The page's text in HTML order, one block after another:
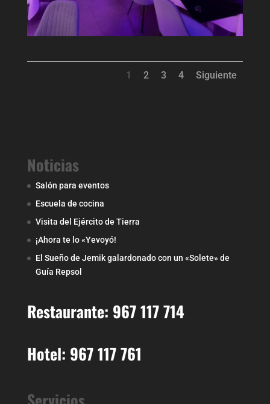
1 2 3 4 Siguiente
Noticias
Salón para eventos
Escuela de cocina
Visita del Ejército de Tierra
¡Ahora te lo «Yevoyó!
El Sueño de Jemik galardonado con un «Solete» de
Guía Repsol
Restaurante: 967 117 714
Hotel: 967 117 761